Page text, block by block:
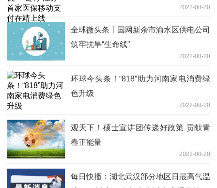
2022-08-20
全球微头条丨国网新余市渝水区供电公司
筑牢抗旱“生命线”
2022-08-20
环球今头条！“818”助力河南家电消费绿
色升级
2022-08-20
观天下！硕士宣讲团传递好政策 贡献青
春正能量
2022-08-20
每日快播：湖北武汉部分地区日最高气温